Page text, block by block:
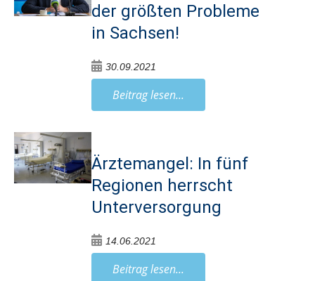
der größten Probleme
in Sachsen!
30.09.2021
Beitrag lesen...
Ärztemangel: In fünf
Regionen herrscht
Unterversorgung
14.06.2021
Beitrag lesen...